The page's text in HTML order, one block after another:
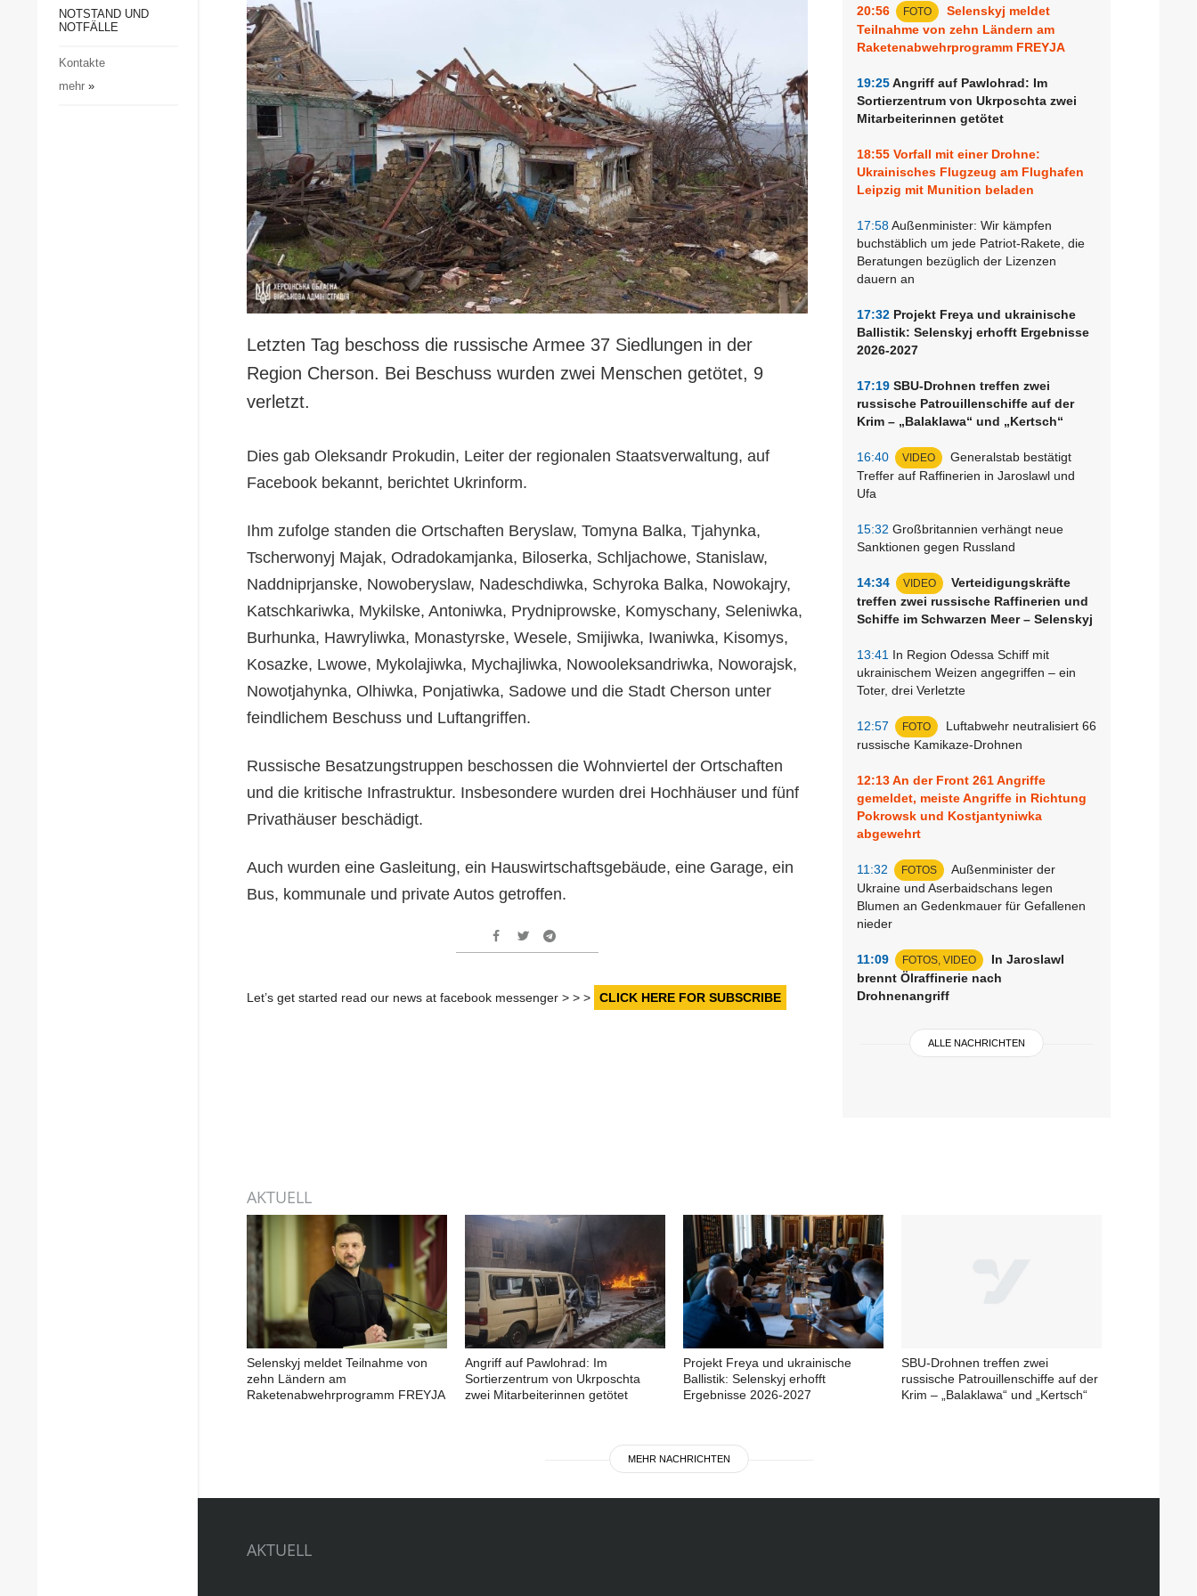
Gesellschaft und Kultur
Notstand und Notfälle
NOTSTAND UND
NOTFÄLLE
Kontakte
mehr»
20:56 FOTO
Selenskyj meldet
Teilnahme von zehn Ländern am
Raketenabwehrprogramm FREYJA
19:25Angriff auf Pawlohrad: Im
Sortierzentrum von Ukrposchta zwei
Mitarbeiterinnen getötet
18:55 Vorfall mit einer Drohne:
Ukrainisches Flugzeug am Flughafen
Leipzig mit Munition beladen
17:58Außenminister: Wir kämpfen
buchstäblich um jede Patriot-Rakete, die
Beratungen bezüglich der Lizenzen
dauern an
17:32 Projekt Freya und ukrainische
Ballistik: Selenskyj erhofft Ergebnisse
2026-2027
17:19 SBU-Drohnen treffen zwei
russische Patrouillenschiffe auf der
Krim – „Balaklawa“ und „Kertsch“
16:40 VIDEO
Generalstab bestätigt
Treffer auf Raffinerien in Jaroslawl und
Ufa
15:32 Großbritannien verhängt neue
Sanktionen gegen Russland
14:34 VIDEO
Verteidigungskräfte
treffen zwei russische Raffinerien und
Schiffe im Schwarzen Meer – Selenskyj
13:41 In Region Odessa Schiff mit
ukrainischem Weizen angegriffen – ein
Toter, drei Verletzte
12:57 FOTO
Luftabwehr neutralisiert 66
russische Kamikaze-Drohnen
12:13An der Front 261 Angriffe
gemeldet, meiste Angriffe in Richtung
Pokrowsk und Kostjantyniwka
abgewehrt
11:32 FOTOS
Außenminister der
Ukraine und Aserbaidschans legen
Blumen an Gedenkmauer für Gefallenen
nieder
11:09 FOTOS, VIDEO
In Jaroslawl
brennt Ölraffinerie nach
Drohnenangriff
ALLE NACHRICHTEN
Letzten Tag beschoss die russische Armee 37 Siedlungen in der
Region Cherson. Bei Beschuss wurden zwei Menschen getötet, 9
verletzt.
Dies gab Oleksandr Prokudin, Leiter der regionalen Staatsverwaltung, auf
Facebook bekannt, berichtet Ukrinform.
Ihm zufolge standen die Ortschaften Beryslaw, Tomyna Balka, Tjahynka,
Tscherwonyj Majak, Odradokamjanka, Biloserka, Schljachowe, Stanislaw,
Naddniprjanske, Nowoberyslaw, Nadeschdiwka, Schyroka Balka, Nowokajry,
Katschkariwka, Mykilske, Antoniwka, Prydniprowske, Komyschany, Seleniwka,
Burhunka, Hawryliwka, Monastyrske, Wesele, Smijiwka, Iwaniwka, Kisomys,
Kosazke, Lwowe, Mykolajiwka, Mychajliwka, Nowooleksandriwka, Noworajsk,
Nowotjahynka, Olhiwka, Ponjatiwka, Sadowe und die Stadt Cherson unter
feindlichem Beschuss und Luftangriffen.
Russische Besatzungstruppen beschossen die Wohnviertel der Ortschaften
und die kritische Infrastruktur. Insbesondere wurden drei Hochhäuser und fünf
Privathäuser beschädigt.
Auch wurden eine Gasleitung, ein Hauswirtschaftsgebäude, eine Garage, ein
Bus, kommunale und private Autos getroffen.
Let’s get started read our news at facebook messenger > > > CLICK HERE FOR SUBSCRIBE
AKTUELL
Selenskyj meldet Teilnahme von
zehn Ländern am
Raketenabwehrprogramm FREYJA
Angriff auf Pawlohrad: Im
Sortierzentrum von Ukrposchta
zwei Mitarbeiterinnen getötet
Projekt Freya und ukrainische
Ballistik: Selenskyj erhofft
Ergebnisse 2026-2027
SBU-Drohnen treffen zwei
russische Patrouillenschiffe auf der
Krim – „Balaklawa“ und „Kertsch“
MEHR NACHRICHTEN
AKTUELL